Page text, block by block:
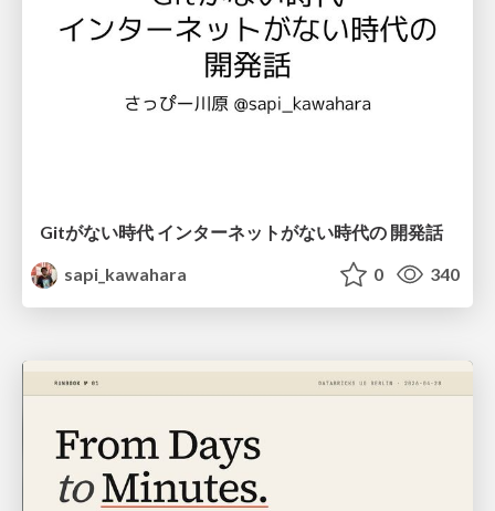
Gitがない時代 インターネットがない時代の 開発話
sapi_kawahara
0 340